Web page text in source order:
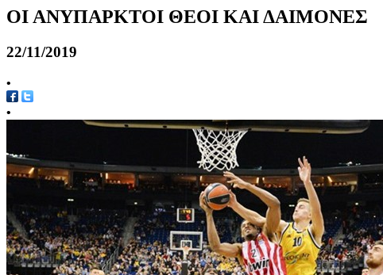
ΟΙ ΑΝΥΠΑΡΚΤΟΙ ΘΕΟΙ ΚΑΙ ΔΑΙΜΟΝΕΣ
22/11/2019
•
•